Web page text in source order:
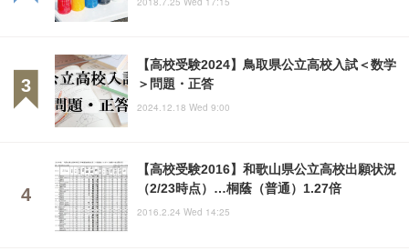
【高校受験2024】鳥取県公立高校入試＜数学
＞問題・正答
2024.12.18 Wed 9:00
【高校受験2016】和歌山県公立高校出願状況
（2/23時点）…桐蔭（普通）1.27倍
2016.2.24 Wed 14:25